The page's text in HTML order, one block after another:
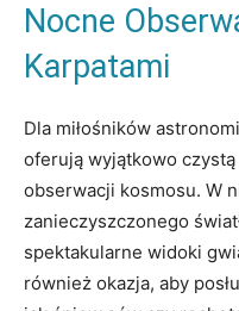
Nocne
Karpatami
Dla miłośników
oferują wyjątkowo
obserwacji kosmosu. W
zanieczyszczonego
spektakularne widoki
również okazja, aby